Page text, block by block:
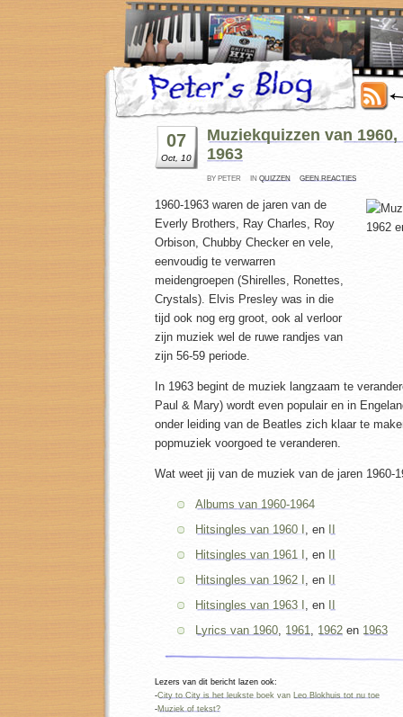
07
Oct, 10
Muziekquizzen van 1960,
1963
BY PETER IN QUIZZEN GEEN REACTIES
1960-1963 waren de jaren van de
Everly Brothers, Ray Charles, Roy
Orbison, Chubby Checker en vele,
eenvoudig te verwarren
meidengroepen (Shirelles, Ronettes,
Crystals). Elvis Presley was in die
tijd ook nog erg groot, ook al verloor
zijn muziek wel de ruwe randjes van
zijn 56-59 periode.
In 1963 begint de muziek langzaam te
Paul & Mary) wordt even populair en in
onder leiding van de Beatles zich klaar te
popmuziek voorgoed te veranderen.
Wat weet jij van de muziek van de jaren 1960-
Albums van 1960-1964
Hitsingles van 1960 I , en
Hitsingles van 1961 I , en
Hitsingles van 1962 I , en
Hitsingles van 1963 I , en
Lyrics van 1960, 1961, 1962 en 1963
Lezers van dit bericht lazen ook:
-City to City is het leukste boek van Leo Blokhuis tot nu toe
-Muziek of tekst?